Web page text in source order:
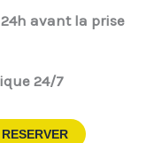
avant la prise
24/7